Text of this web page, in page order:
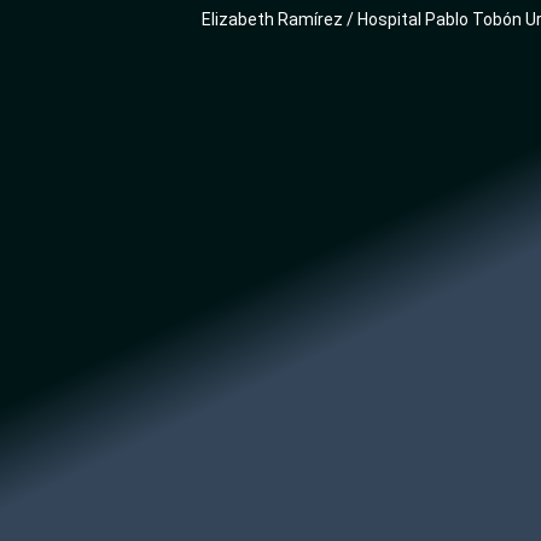
Elizabeth Ramírez / Hospital Pablo Tobón